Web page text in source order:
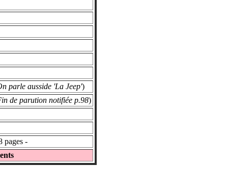
parle ausside 'La Jeep')
de parution notifiée p.98)
pages -